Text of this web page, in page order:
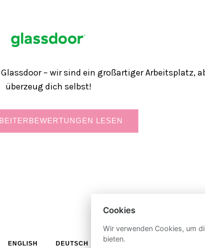
– wir sind ein großartiger Arbeitsplatz,
überzeug dich selbst!
LESEN
ENGLISH DEUTSCH
Cookies
Wir verwenden Cookies, um
bieten.